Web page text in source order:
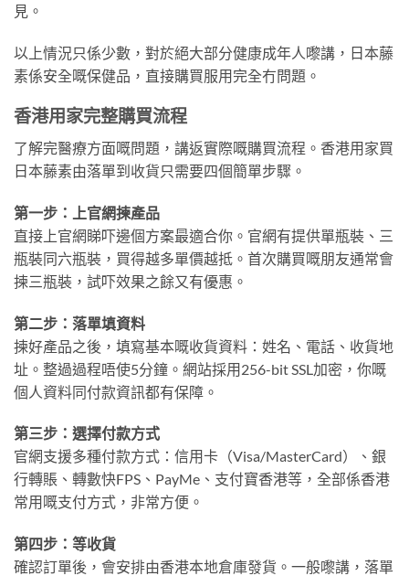
見。
以上情況只係少數，對於絕大部分健康成年人嚟講，日本藤
素係安全嘅保健品，直接購買服用完全冇問題。
香港用家完整購買流程
了解完醫療方面嘅問題，講返實際嘅購買流程。香港用家買
日本藤素由落單到收貨只需要四個簡單步驟。
第一步：上官網揀產品
直接上官網睇吓邊個方案最適合你。官網有提供單瓶裝、三
瓶裝同六瓶裝，買得越多單價越抵。首次購買嘅朋友通常會
揀三瓶裝，試吓效果之餘又有優惠。
第二步：落單填資料
揀好產品之後，填寫基本嘅收貨資料：姓名、電話、收貨地
址。整過過程唔使5分鐘。網站採用256-bit SSL加密，你嘅
個人資料同付款資訊都有保障。
第三步：選擇付款方式
官網支援多種付款方式：信用卡（Visa/MasterCard）、銀
行轉賬、轉數快FPS、PayMe、支付寶香港等，全部係香港
常用嘅支付方式，非常方便。
第四步：等收貨
確認訂單後，會安排由香港本地倉庫發貨。一般嚟講，落單